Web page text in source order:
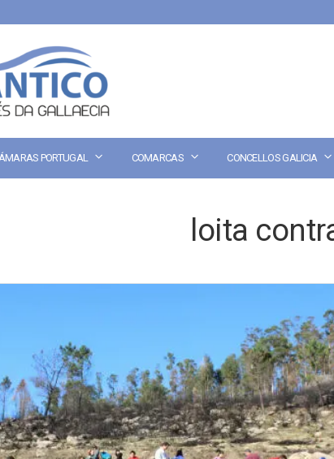
PORTUGAL COMARCAS CONCELLOS GALICIA
loita